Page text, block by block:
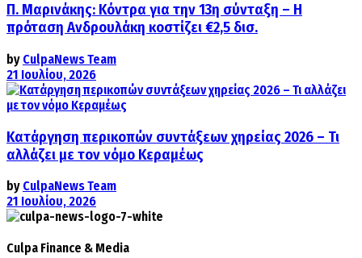
Π. Μαρινάκης: Κόντρα για την 13η σύνταξη – Η
πρόταση Ανδρουλάκη κοστίζει €2,5 δισ.
by CulpaNews Team
21 Ιουλίου, 2026
Κατάργηση περικοπών συντάξεων χηρείας 2026 – Τι
αλλάζει με τον νόμο Κεραμέως
by CulpaNews Team
21 Ιουλίου, 2026
Culpa Finance & Media